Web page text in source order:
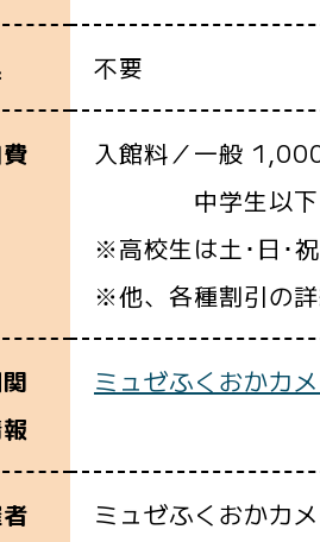
不要
入館料／一般
中学生以下
※高校生は土･日･
※他、各種割引の
ミュゼふくおかカ
ミュゼふくおかカ